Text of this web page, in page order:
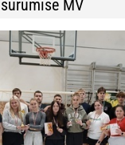
surumise MV